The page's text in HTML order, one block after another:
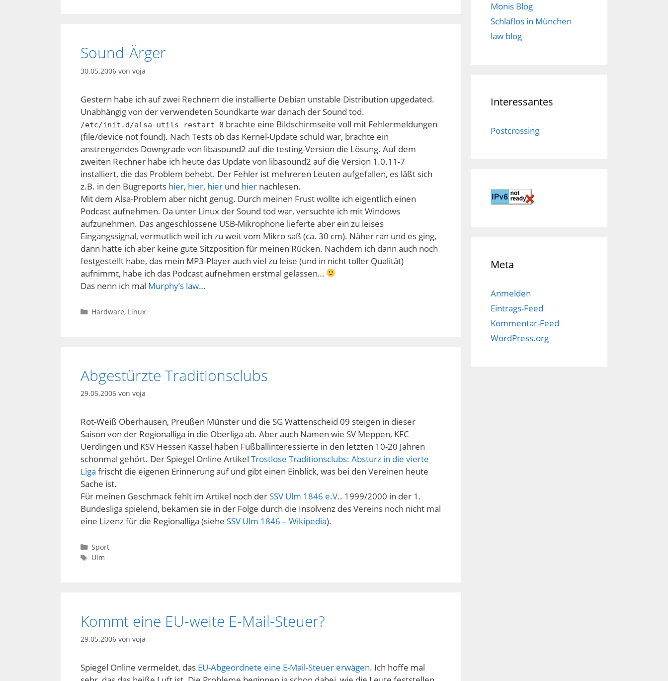
Sound-Ärger
30.05.2006 von voja
Gestern habe ich auf zwei Rechnern die installierte Debian unstable Distribution upgedated.
Unabhängig von der verwendeten Soundkarte war danach der Sound tod.
/etc/init.d/alsa-utils restart 0 brachte eine Bildschirmseite voll mit Fehlermeldungen
(file/device not found). Nach Tests ob das Kernel-Update schuld war, brachte ein
anstrengendes Downgrade von libasound2 auf die testing-Version die Lösung. Auf dem
zweiten Rechner habe ich heute das Update von libasound2 auf die Version 1.0.11-7
installiert, die das Problem behebt. Der Fehler ist mehreren Leuten aufgefallen, es läßt sich
z.B. in den Bugreports hier, hier, hier und hier nachlesen.
Mit dem Alsa-Problem aber nicht genug. Durch meinen Frust wollte ich eigentlich einen
Podcast aufnehmen. Da unter Linux der Sound tod war, versuchte ich mit Windows
aufzunehmen. Das angeschlossene USB-Mikrophone lieferte aber ein zu leises
Eingangssignal, vermutlich weil ich zu weit vom Mikro saß (ca. 30 cm). Näher ran und es ging,
dann hatte ich aber keine gute Sitzposition für meinen Rücken. Nachdem ich dann auch noch
festgestellt habe, das mein MP3-Player auch viel zu leise (und in nicht toller Qualität)
aufnimmt, habe ich das Podcast aufnehmen erstmal gelassen…
Das nenn ich mal Murphy’s law…
Kategorien
Hardware, Linux
Abgestürzte Traditionsclubs
29.05.2006 von voja
Rot-Weiß Oberhausen, Preußen Münster und die SG Wattenscheid 09 steigen in dieser
Saison von der Regionalliga in die Oberliga ab. Aber auch Namen wie SV Meppen, KFC
Uerdingen und KSV Hessen Kassel haben Fußballinteressierte in den letzten 10-20 Jahren
schonmal gehört. Der Spiegel Online Artikel Trostlose Traditionsclubs: Absturz in die vierte
Liga frischt die eigenen Erinnerung auf und gibt einen Einblick, was bei den Vereinen heute
Sache ist.
Für meinen Geschmack fehlt im Artikel noch derSSV Ulm 1846 e.V.. 1999/2000 in der 1.
Bundesliga spielend, bekamen sie in der Folge durch die Insolvenz des Vereins noch nicht mal
eine Lizenz für die Regionalliga (siehe SSV Ulm 1846 – Wikipedia).
Kategorien
Sport
Schlagwörter
Ulm
Kommt eine EU-weite E-Mail-Steuer?
29.05.2006 von voja
Spiegel Online vermeldet, das EU-Abgeordnete eine E-Mail-Steuer erwägen. Ich hoffe mal
Monis Blog
Schlaflos in München
law blog
Interessantes
Postcrossing
Meta
Anmelden
Eintrags-Feed
Kommentar-Feed
WordPress.org